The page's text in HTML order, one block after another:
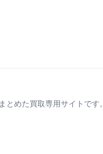
めた買取専用サイトです。